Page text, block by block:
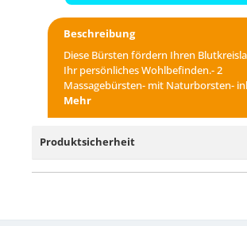
Beschreibung
Diese Bürsten fördern Ihren
Ihr persönliches Wohlbefinden.- 2
Massagebürsten- mit Naturborsten-
Mehr
Produktsicherheit